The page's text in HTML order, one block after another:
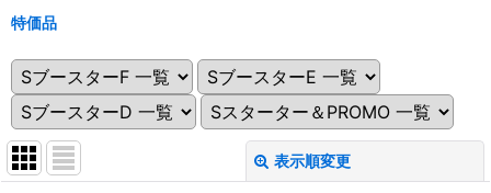
特価品
表示順変更